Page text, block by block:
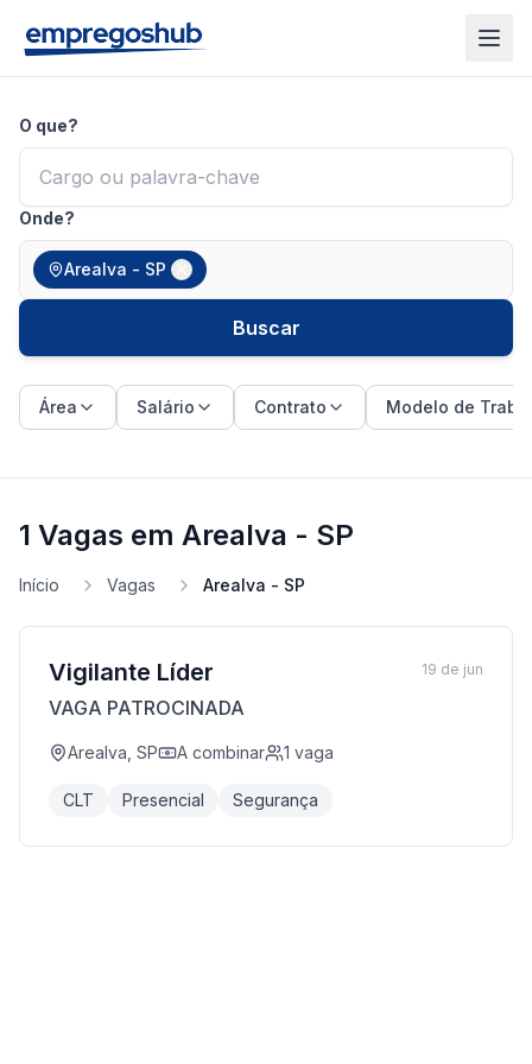
O que?
Onde?
Arealva - SP
Buscar
Área Salário Contrato Modelo de
1 Vagas em Arealva - SP
Início Vagas Arealva - SP
Vigilante Líder
VAGA PATROCINADA
Arealva, SP A combinar 1 vaga
CLT Presencial Segurança
19 de jun